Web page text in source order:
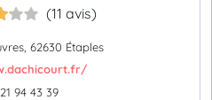
(11 avis)
62630 Étaples
94 43 39